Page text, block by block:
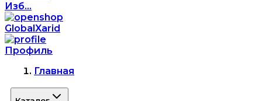
Изб...
GlobalXarid
Профиль
Главная